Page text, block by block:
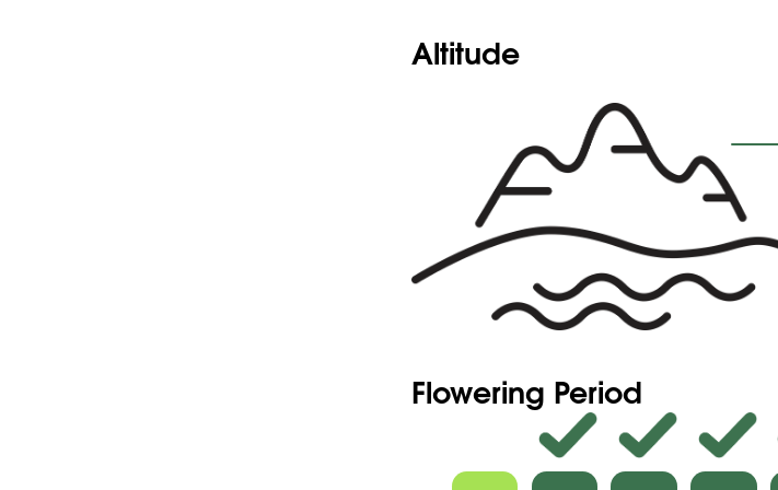
Altitude
Flowering Period